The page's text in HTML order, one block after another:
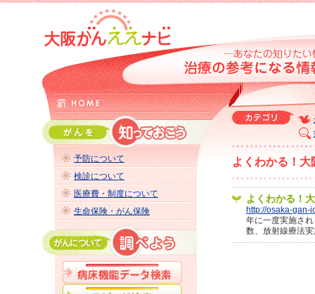
予防について
検診について
医療費・制度について
生命保険・がん保険
よくわかる！
よくわかる！
http://osaka-gan-
年に一度実施さ
数、放射線療法